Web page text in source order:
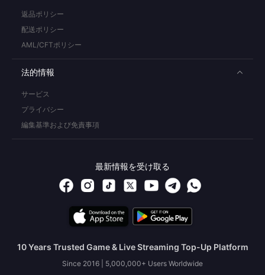
返品ポリシー
配送ポリシー
AML/CFTポリシー
法的情報
サービス
プライバシー
編集基準および免責事項
最新情報を受け取る
10 Years Trusted Game & Live Streaming Top-Up Platform
Since 2016 | 5,000,000+ Users Worldwide